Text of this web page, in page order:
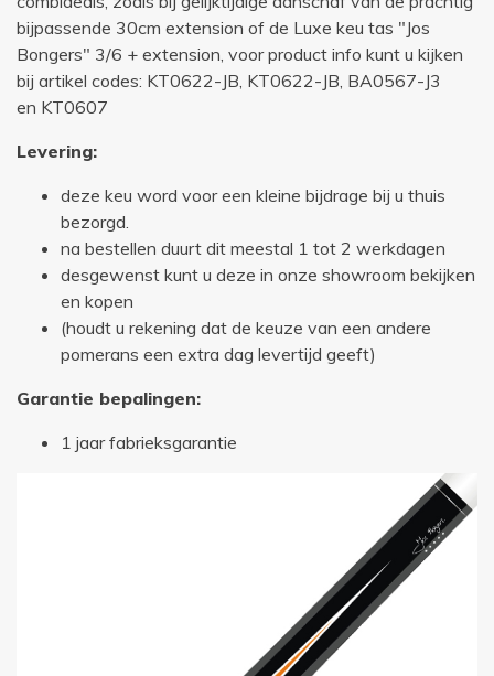
bijpassende 30cm extension of de Luxe keu tas "Jos
Bongers" 3/6 + extension, voor product info kunt u kijken
bij artikel codes: KT0622-JB, KT0622-JB, BA0567-J3
en KT0607
Levering:
deze keu word voor een kleine bijdrage bij u thuis
bezorgd.
na bestellen duurt dit meestal 1 tot 2 werkdagen
desgewenst kunt u deze in onze showroom bekijken
en kopen
(houdt u rekening dat de keuze van een andere
pomerans een extra dag levertijd geeft)
Garantie bepalingen:
1 jaar fabrieksgarantie